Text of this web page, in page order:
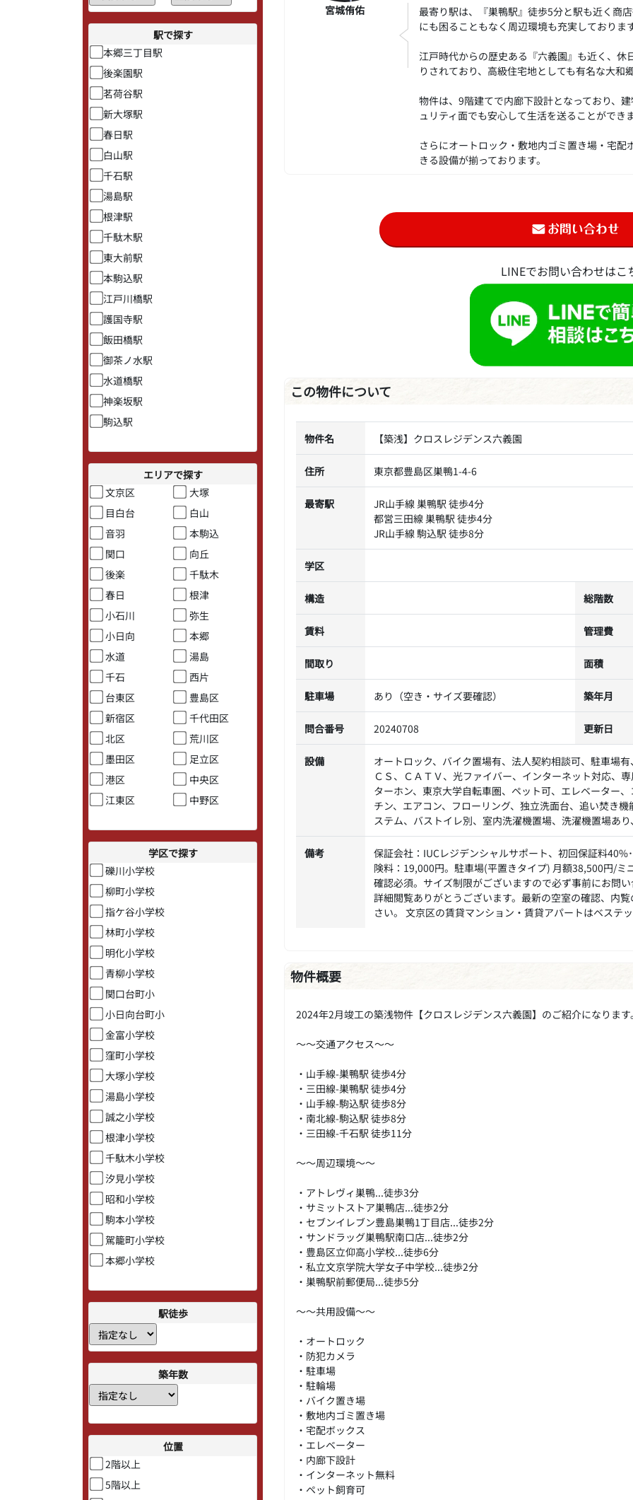
駅で探す
本郷三丁目駅
後楽園駅
茗荷谷駅
新大塚駅
春日駅
白山駅
千石駅
湯島駅
根津駅
千駄木駅
東大前駅
本駒込駅
江戸川橋駅
護国寺駅
飯田橋駅
御茶ノ水駅
水道橋駅
神楽坂駅
駒込駅
エリアで探す
文京区
大塚
目白台
白山
音羽
本駒込
関口
向丘
後楽
千駄木
春日
根津
小石川
弥生
小日向
本郷
水道
湯島
千石
西片
台東区
豊島区
新宿区
千代田区
北区
荒川区
墨田区
足立区
港区
中央区
江東区
中野区
学区で探す
礫川小学校
柳町小学校
指ケ谷小学校
林町小学校
明化小学校
青柳小学校
関口台町小
小日向台町小
金富小学校
窪町小学校
大塚小学校
湯島小学校
誠之小学校
根津小学校
千駄木小学校
汐見小学校
昭和小学校
駒本小学校
駕籠町小学校
本郷小学校
駅徒歩
築年数
位置
2階以上
5階以上
宮城侑佑
最寄り駅は、『巣鴨駅』徒歩5分と駅も近く商
にも困ることもなく周辺環境も充実しておりま
江戸時代からの歴史ある『六義園』も近く、
りされており、高級住宅地としても有名な大
物件は、9階建てで内廊下設計となっており、
ュリティ面でも安心して生活を送ることができ
さらにオートロック・敷地内ゴミ置き場・宅
きる設備が揃っております。
LINEでお問い合わせはこ
この物件について
物件名 【築浅】クロスレジデンス六義園
住所 東京都豊島区巣鴨1-4-6
最寄駅
JR山手線 巣鴨駅 徒歩4分
都営三田線 巣鴨駅 徒歩4分
JR山手線 駒込駅 徒歩8分
学区
構造 総階数
賃料 管理費
間取り 面積
駐車場 あり（空き・サイズ要確認） 築年月
問合番号 20240708 更新日
設備
オートロック、バイク置場有、法人契約相談可、駐車場
ＣＳ、ＣＡＴＶ、光ファイバー、インターネット対応、
ターホン、東京大学自転車圏、ペット可、エレベーター
チン、エアコン、フローリング、独立洗面台、追い焚き
ステム、バストイレ別、室内洗濯機置場、洗濯機置場あ
備考
保証会社：IUCレジデンシャルサポート、初回保証料
険料：19,000円。駐車場(平置きタイプ) 月額38,500円/
確認必須。サイズ制限がございますので必ず事前にお問
詳細閲覧ありがとうございます。最新の空室の確認、内
さい。 文京区の賃貸マンション・賃貸アパートはベステ
物件概要
2024年2月竣工の築浅物件【クロスレジデンス六義園】のご紹介になります
～～交通アクセス～～
・山手線-巣鴨駅 徒歩4分
・三田線-巣鴨駅 徒歩4分
・山手線-駒込駅 徒歩8分
・南北線-駒込駅 徒歩8分
・三田線-千石駅 徒歩11分
～～周辺環境～～
・アトレヴィ巣鴨...徒歩3分
・サミットストア巣鴨店...徒歩2分
・セブンイレブン豊島巣鴨1丁目店...徒歩2分
・サンドラッグ巣鴨駅南口店...徒歩2分
・豊島区立仰高小学校...徒歩6分
・私立文京学院大学女子中学校...徒歩2分
・巣鴨駅前郵便局...徒歩5分
～～共用設備～～
・オートロック
・防犯カメラ
・駐車場
・駐輪場
・バイク置き場
・敷地内ゴミ置き場
・宅配ボックス
・エレベーター
・内廊下設計
・インターネット無料
・ペット飼育可